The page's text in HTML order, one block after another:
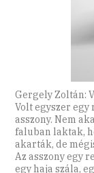
Gergely Zoltán:
Volt egyszer
asszony. Nem
faluban laktak,
akarták, de
Az asszony egy
egy haja szála,